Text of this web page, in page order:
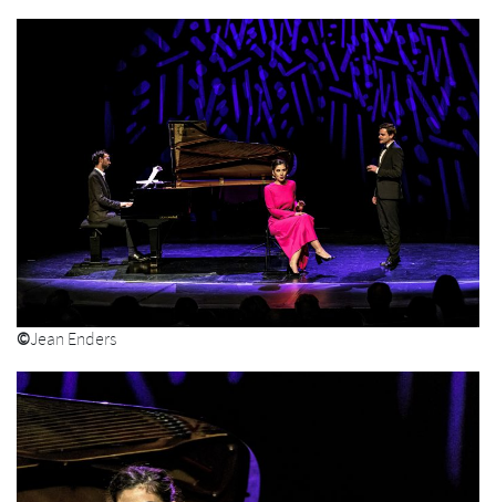
©Jean Enders